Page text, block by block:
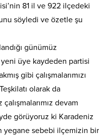
81 il ve 922 ilçedeki
söyledi ve özetle şu
günümüz
üye kaydeden partisi
gibi çalışmalarımızı
olarak da
devam
görüyoruz ki Karadeniz
yegane sebebi ilçemizin bir